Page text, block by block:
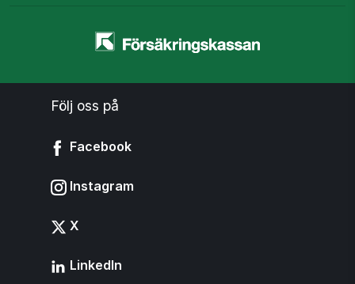
Startsidan
Följ oss på
Facebook
Instagram
X
LinkedIn